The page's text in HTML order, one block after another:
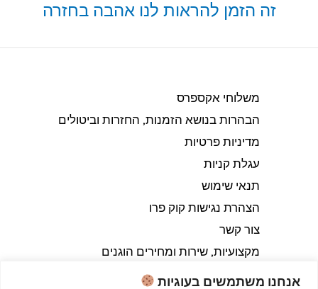
אנחנו משתמשים בעוגיות
זה הזמן להראות לנו אהבה בחזרה
משלוחי אקספרס
הבהרות בנושא הזמנות, החזרות וביטולים​
מדיניות פרטיות
עגלת קניות
תנאי שימוש
הצהרת נגישות קוק פרו
צור קשר
מקצועיות, שירות ומחירים הוגנים